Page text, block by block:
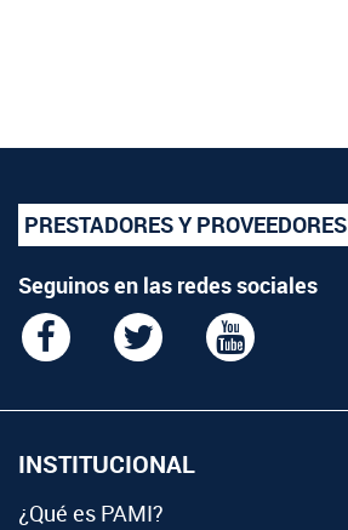
PRESTADORES Y PROVEEDORES
Seguinos en las redes sociales
INSTITUCIONAL
¿Qué es PAMI?